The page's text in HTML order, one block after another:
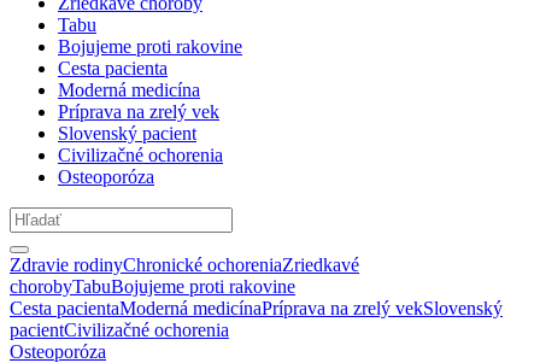
Tabu
Bojujeme proti rakovine
Cesta pacienta
Moderná medicína
Príprava na zrelý vek
Slovenský pacient
Civilizačné ochorenia
Osteoporóza
Zdravie rodinyChronické ochoreniaZriedkavé
chorobyTabuBojujeme proti rakovine
Cesta pacientaModerná medicínaPríprava na zrelý vekSlovenský
pacientCivilizačné ochorenia
Osteoporóza